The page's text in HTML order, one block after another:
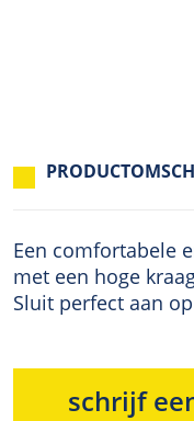
Een comfortabele
met een hoge
Sluit perfect aan
schrijf